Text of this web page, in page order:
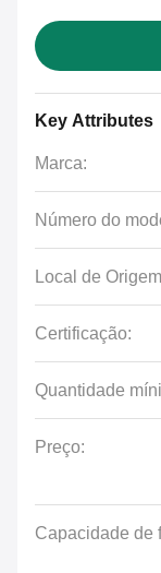
Key Attributes
Marca:
Número do
Local de
Certificação:
Quantidade
Preço:
Capacidade de